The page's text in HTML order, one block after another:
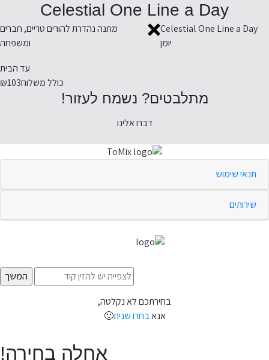
Celestial One Line a Day
Celestial One Line a Day
יומן
מתנה נהדרת להורים טריים, חברים
ומשפחה
עד הבית
כולל משלוח₪103
מתלבטים? נשמח לעזור!
דברו אלינו
תנאי שימוש
שירותים
בחירתכם לא נקלטה,
אנאבחרו שנית🙂
אחלה בחירה!